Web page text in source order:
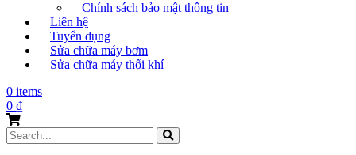
Chính sách bảo mật thông tin
Liên hệ
Tuyển dụng
Sửa chữa máy bơm
Sửa chữa máy thổi khí
0 items
0 ₫
Search
for: